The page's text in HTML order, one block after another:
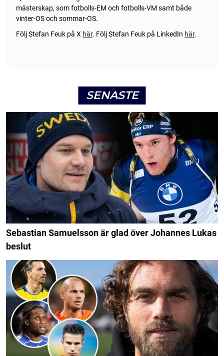
mästerskap, som fotbolls-EM och fotbolls-VM samt både
vinter-OS och sommar-OS.
Följ Stefan Feuk på X här. Följ Stefan Feuk på LinkedIn här.
SENASTE
Sebastian Samuelsson är glad över Johannes Lukas
beslut